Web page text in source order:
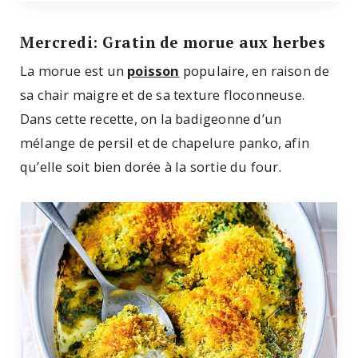
Mercredi: Gratin de morue aux herbes
La morue est un poisson populaire, en raison de
sa chair maigre et de sa texture floconneuse.
Dans cette recette, on la badigeonne d’un
mélange de persil et de chapelure panko, afin
qu’elle soit bien dorée à la sortie du four.